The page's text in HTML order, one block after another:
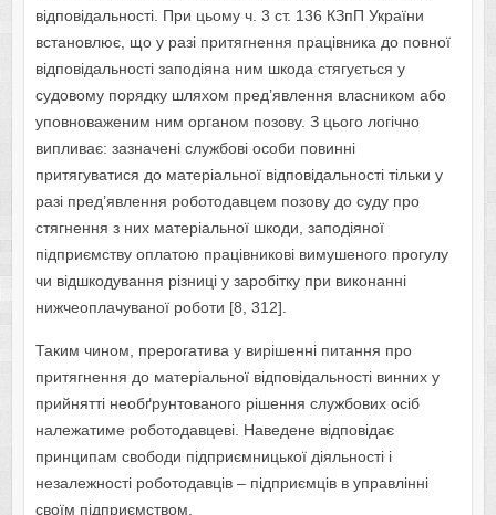
відповідальності. При цьому ч. 3 ст. 136 КЗпП України
встановлює, що у разі притягнення працівника до повної
відповідальності заподіяна ним шкода стягується у
судовому порядку шляхом пред’явлення власником або
уповноваженим ним органом позову. З цього логічно
випливає: зазначені службові особи повинні
притягуватися до матеріальної відповідальності тільки у
разі пред’явлення роботодавцем позову до суду про
стягнення з них матеріальної шкоди, заподіяної
підприємству оплатою працівникові вимушеного прогулу
чи відшкодування різниці у заробітку при виконанні
нижчеоплачуваної роботи [8, 312].
Таким чином, прерогатива у вирішенні питання про
притягнення до матеріальної відповідальності винних у
прийнятті необґрунтованого рішення службових осіб
належатиме роботодавцеві. Наведене відповідає
принципам свободи підприємницької діяльності і
незалежності роботодавців – підприємців в управлінні
своїм підприємством.